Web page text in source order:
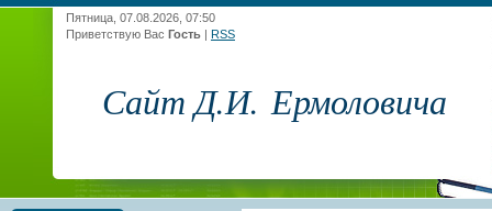
Пятница, 07.08.2026, 07:50
Приветствую Вас Гость | RSS
Сайт Д.И. Ермоловича